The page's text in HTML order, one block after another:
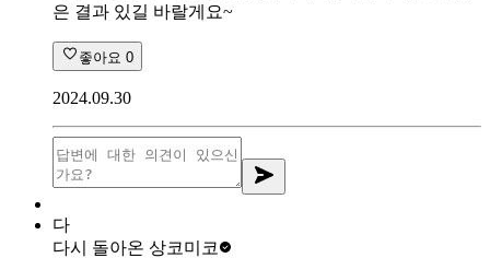
은 결과 있길 바랄게요~
좋아요 0
2024.09.30
다
다시 돌아온 상코미코